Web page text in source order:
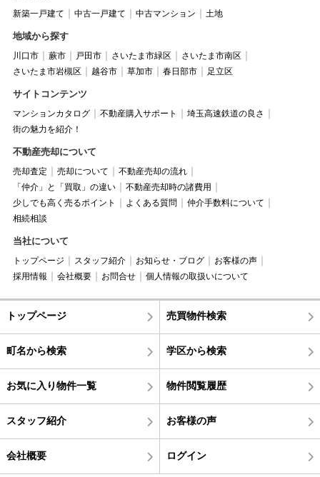
新築一戸建て 中古一戸建て 中古マンション 土地
地域から探す
川口市 蕨市 戸田市 さいたま市緑区
さいたま市南区
さいたま市岩槻区
越谷市 草加市 春日部市 足立区
サイトコンテンツ
マンションカタログ 不動産購入サポート
埼玉高速鉄道の良さ
街の魅力を紹介！
不動産売却について
売却査定 売却について
不動産売却の流れ
「仲介」と「買取」の違い
不動産売却時の諸費用
少しでも高く売るポイント
よくある質問
仲介手数料について
相続相談
当社について
トップページ スタッフ紹介 お知らせ・ブログ
お客様の声
採用情報
会社概要 お問合せ 個人情報の取扱いについて
トップページ 売買物件検索
町名から検索 学区から検索
お気に入り物件一覧 物件閲覧履歴
スタッフ紹介 お客様の声
会社概要 ログイン